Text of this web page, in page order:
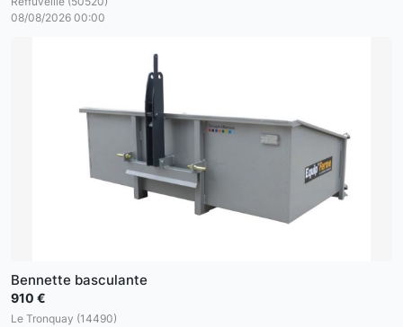
08/08/2026 00:00
Bennette basculante
910 €
Le Tronquay (14490)